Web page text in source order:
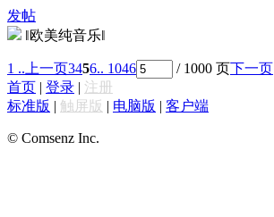
发帖
‖欧美纯音乐‖
1 .. 上一页3456.. 1046 / 1000 页下一页
首页 | 登录 | 注册
标准版 | 触屏版 | 电脑版 | 客户端
© Comsenz Inc.